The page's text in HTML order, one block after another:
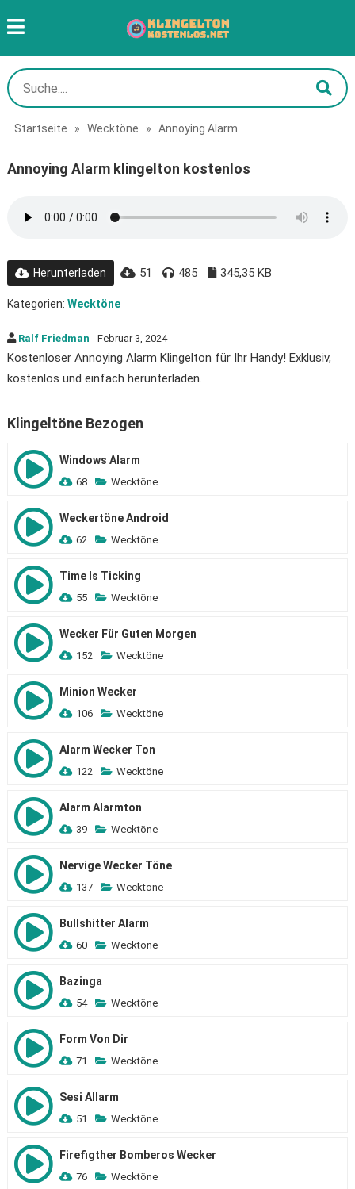
Startseite » Wecktöne » Annoying Alarm
Annoying Alarm klingelton kostenlos
Herunterladen 51 485 345,35 KB
Kategorien: Wecktöne
Ralf Friedman - Februar 3, 2024
Kostenloser Annoying Alarm Klingelton für Ihr Handy! Exklusiv,
kostenlos und einfach herunterladen.
Klingeltöne Bezogen
Windows Alarm
68 Wecktöne
Weckertöne Android
62 Wecktöne
Time Is Ticking
55 Wecktöne
Wecker Für Guten Morgen
152 Wecktöne
Minion Wecker
106 Wecktöne
Alarm Wecker Ton
122 Wecktöne
Alarm Alarmton
39 Wecktöne
Nervige Wecker Töne
137 Wecktöne
Bullshitter Alarm
60 Wecktöne
Bazinga
54 Wecktöne
Form Von Dir
71 Wecktöne
Sesi Allarm
51 Wecktöne
Firefigther Bomberos Wecker
76 Wecktöne